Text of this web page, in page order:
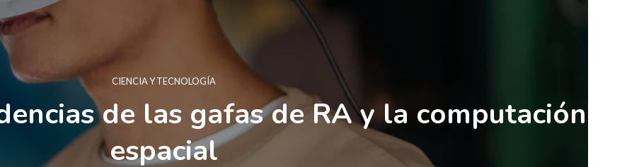
CIENCIA Y TECNOLOGÍA
de las gafas de RA y la computación
espacial